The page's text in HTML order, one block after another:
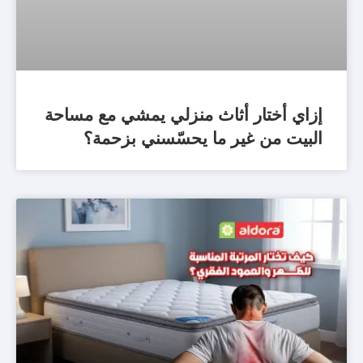
إزاي أختار أثاث منزلي يمشي مع مساحة
البيت من غير ما يحسّسني بزحمة؟